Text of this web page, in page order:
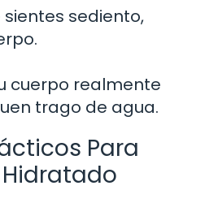
sientes sediento,
cuerpo realmente
trago de agua.
Para